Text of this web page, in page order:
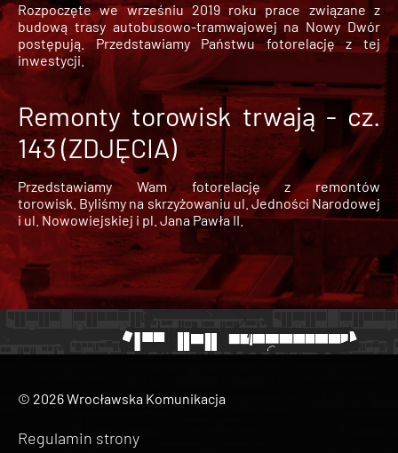
Rozpoczęte we wrześniu 2019 roku prace związane z
budową trasy autobusowo-tramwajowej na Nowy Dwór
postępują. Przedstawiamy Państwu fotorelację z tej
inwestycji.
Remonty torowisk trwają - cz.
143 (ZDJĘCIA)
Przedstawiamy Wam fotorelację z remontów
torowisk. Byliśmy na skrzyżowaniu ul. Jedności Narodowej
i ul. Nowowiejskiej i pl. Jana Pawła II.
© 2026 Wrocławska Komunikacja
Regulamin strony